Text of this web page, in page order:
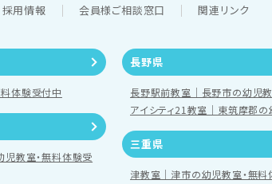
採用情報 会員様ご相談窓口 関連リンク
体験受付中
児教室・無料体験受
長野県
長野駅前教室｜長野市の幼児
アイシティ21教室｜東筑摩郡
三重県
津教室｜津市の幼児教室・無料